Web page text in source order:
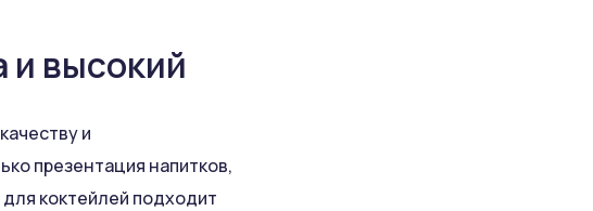
и высокий
и
презентация напитков,
коктейлей подходит